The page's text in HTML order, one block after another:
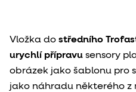
Vložka do středního
urychlí přípravu sensory
obrázek jako šablonu pro
jako náhradu některého z